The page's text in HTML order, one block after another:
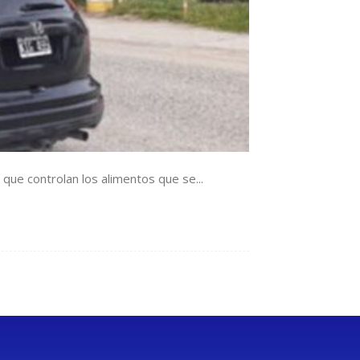
controlan los alimentos que se...